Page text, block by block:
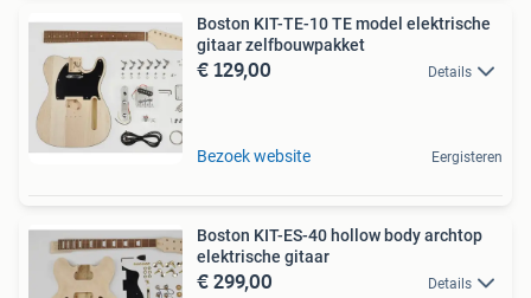
Boston KIT-TE-10 TE model elektrische
gitaar zelfbouwpakket
€ 129,00 Details
Bezoek website Eergisteren
Boston KIT-ES-40 hollow body archtop
elektrische gitaar
€ 299,00 Details